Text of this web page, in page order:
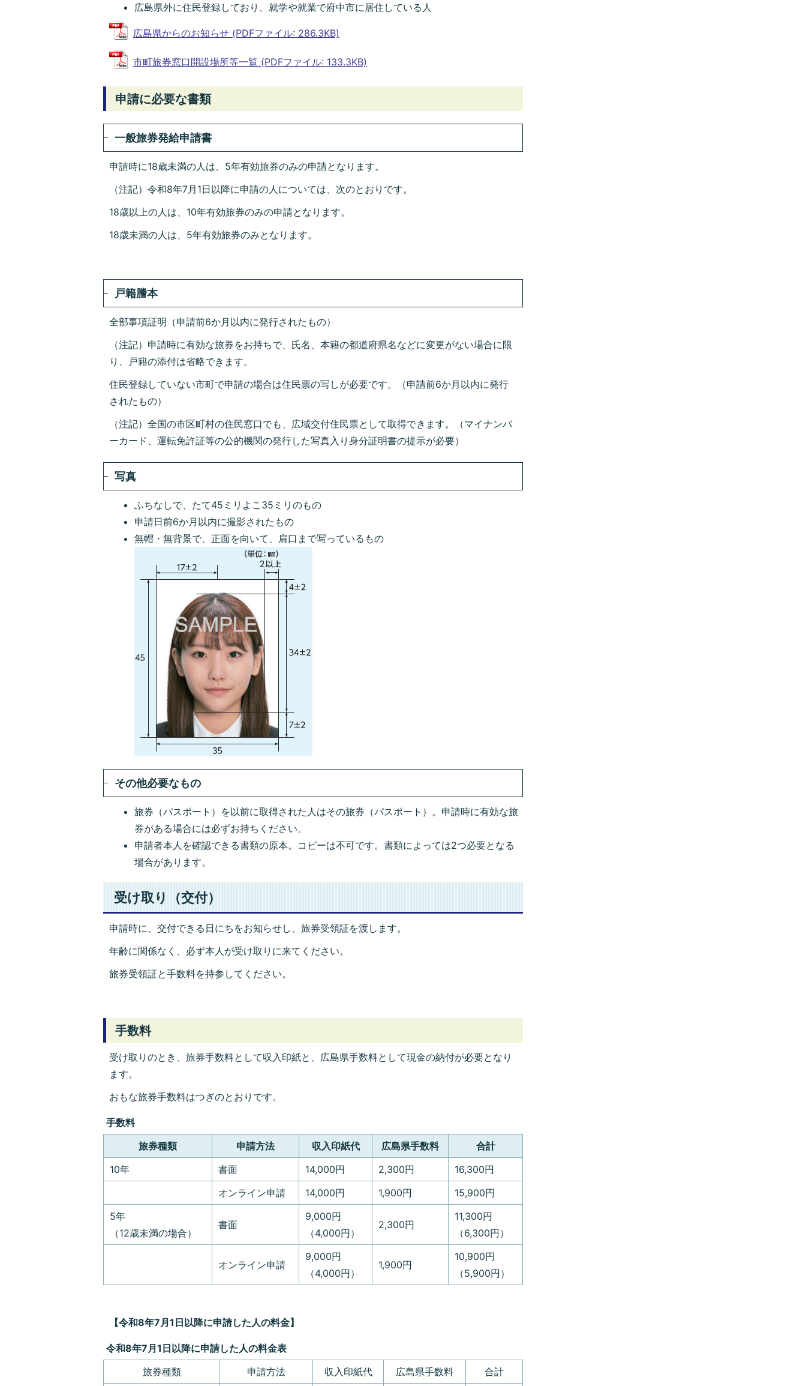
広島県外に住民登録しており、就学や就業で府中市に居住している人
広島県からのお知らせ (PDFファイル: 286.3KB)
市町旅券窓口開設場所等一覧 (PDFファイル: 133.3KB)
申請に必要な書類
一般旅券発給申請書
申請時に18歳未満の人は、5年有効旅券のみの申請となります。
（注記）令和8年7月1日以降に申請の人については、次のとおりです。
18歳以上の人は、10年有効旅券のみの申請となります。
18歳未満の人は、5年有効旅券のみとなります。
戸籍謄本
全部事項証明（申請前6か月以内に発行されたもの）
（注記）申請時に有効な旅券をお持ちで、氏名、本籍の都道府県名などに変更がない場合に限
り、戸籍の添付は省略できます。
住民登録していない市町で申請の場合は住民票の写しが必要です。（申請前6か月以内に発行
されたもの）
（注記）全国の市区町村の住民窓口でも、広域交付住民票として取得できます。（マイナンバ
ーカード、運転免許証等の公的機関の発行した写真入り身分証明書の提示が必要）
写真
ふちなしで、たて45ミリよこ35ミリのもの
申請日前6か月以内に撮影されたもの
無帽・無背景で、正面を向いて、肩口まで写っているもの
その他必要なもの
旅券（パスポート）を以前に取得された人はその旅券（パスポート）。申請時に有効な旅
券がある場合には必ずお持ちください。
申請者本人を確認できる書類の原本。コピーは不可です。書類によっては2つ必要となる
場合があります。
受け取り（交付）
申請時に、交付できる日にちをお知らせし、旅券受領証を渡します。
年齢に関係なく、必ず本人が受け取りに来てください。
旅券受領証と手数料を持参してください。
手数料
受け取りのとき、旅券手数料として収入印紙と、広島県手数料として現金の納付が必要となり
ます。
おもな旅券手数料はつぎのとおりです。
手数料
旅券種類
申請方法 収入印紙代 広島県手数料
合計
10年
書面 14,000円 2,300円
16,300円
オンライン申請
14,000円 1,900円
15,900円
5年
（12歳未満の場合）
書面
9,000円
（4,000円）
2,300円
11,300円
（6,300円）
オンライン申請
9,000円
（4,000円）
1,900円
10,900円
（5,900円）
【令和8年7月1日以降に申請した人の料金】
令和8年7月1日以降に申請した人の料金表
旅券種類
申請方法 収入印紙代 広島県手数料 合計